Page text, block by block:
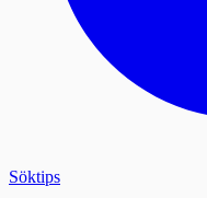
Söktips